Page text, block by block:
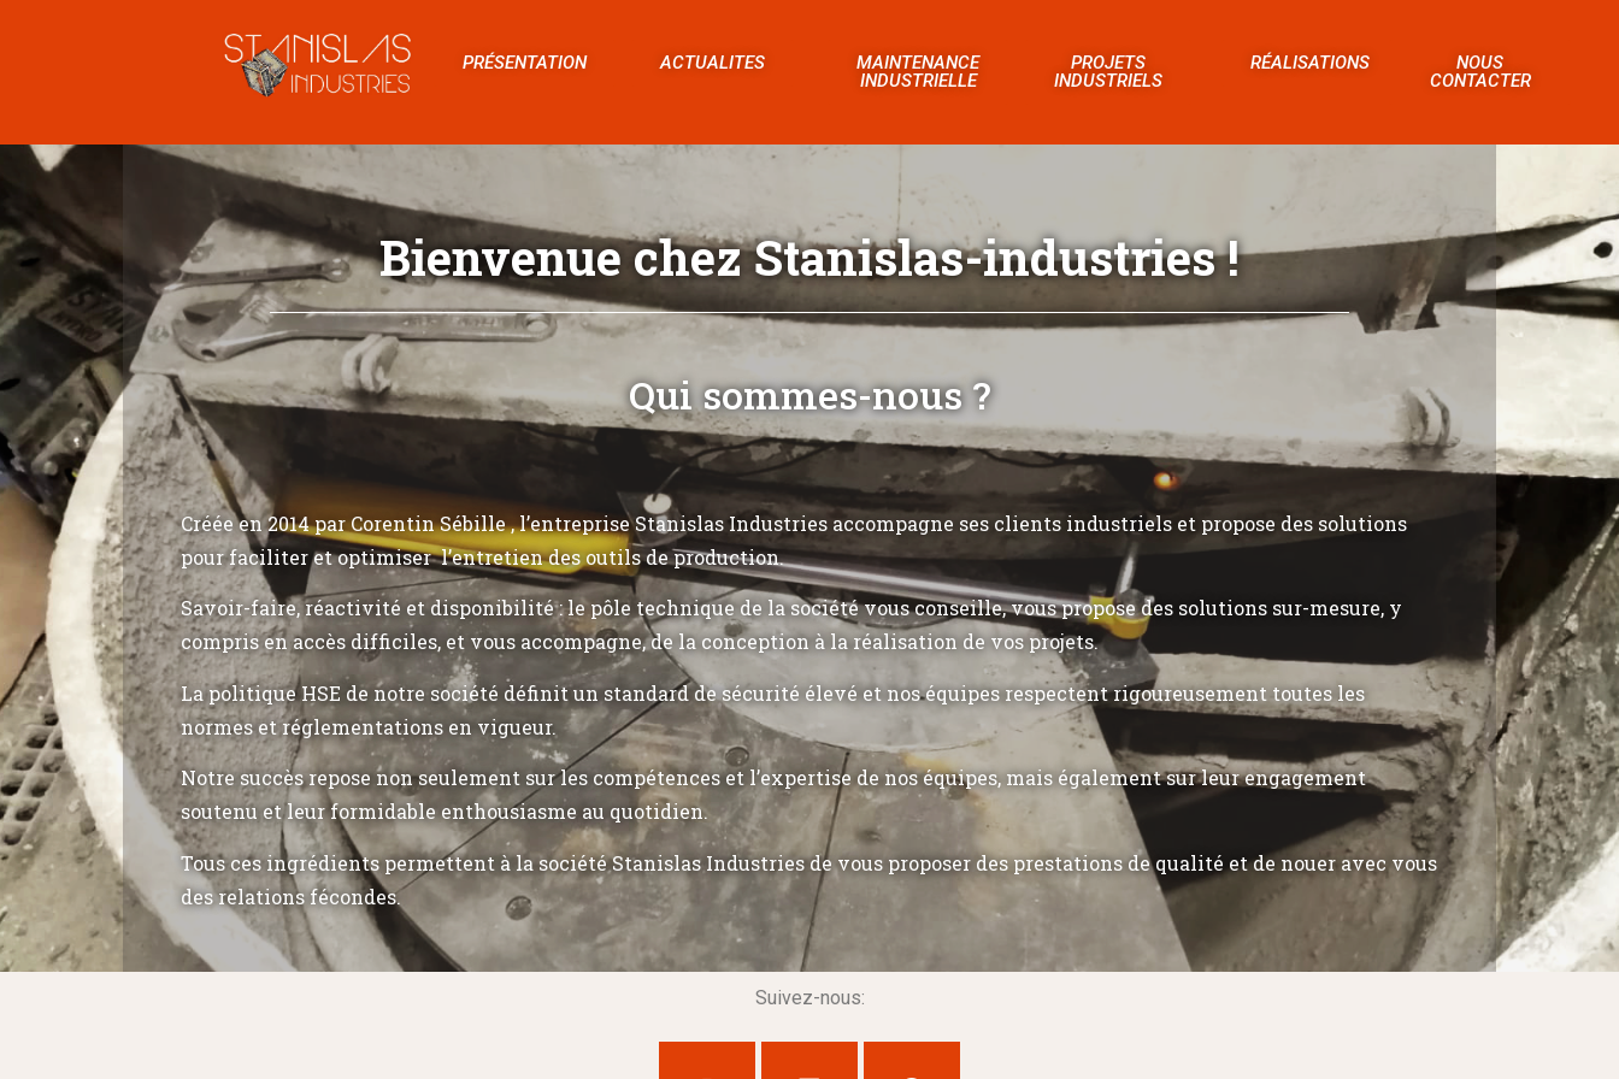
PRÉSENTATION ACTUALITES
MAINTENANCE
INDUSTRIELLE
PROJETS
INDUSTRIELS
RÉALISATIONS
NOUS
CONTACTER
Bienvenue chez Stanislas-industries !
Qui sommes-nous ?
Créée en 2014 par Corentin Sébille , l’entreprise Stanislas Industries accompagne ses clients industriels et propose des solutions
pour faciliter et optimiser l’entretien des outils de production.
Savoir-faire, réactivité et disponibilité : le pôle technique de la société vous conseille, vous propose des solutions sur-mesure, y
compris en accès difficiles, et vous accompagne, de la conception à la réalisation de vos projets.
La politique HSE de notre société définit un standard de sécurité élevé et nos équipes respectent rigoureusement toutes les
normes et réglementations en vigueur.
Notre succès repose non seulement sur les compétences et l’expertise de nos équipes, mais également sur leur engagement
soutenu et leur formidable enthousiasme au quotidien.
Tous ces ingrédients permettent à la société Stanislas Industries de vous proposer des prestations de qualité et de nouer avec vous
des relations fécondes.
Suivez-nous: